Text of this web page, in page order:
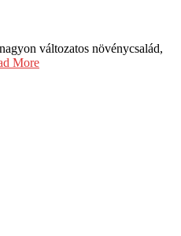
változatos növénycsalád,
More